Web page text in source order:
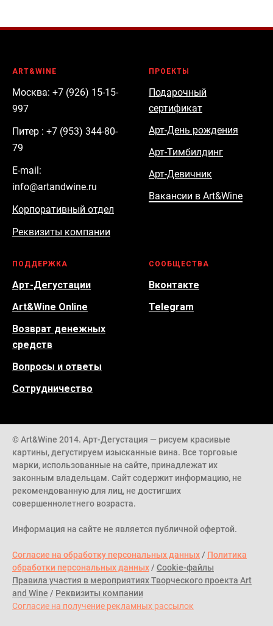
ART&WINE
Москва: +7 (926) 15-15-
997
Питер : +7 (953) 344-80-
79
E-mail:
info@artandwine.ru
Корпоративный отдел
Реквизиты компании
ПРОЕКТЫ
Подарочный
сертификат
Арт-День рождения
Арт-Тимбилдинг
Арт-Девичник
Вакансии в Art&Wine
ПОДДЕРЖКА
Арт-Дегустации
Art&Wine Online
Возврат денежных
средств
Вопросы и ответы
Сотрудничество
СООБЩЕСТВА
Вконтакте
Telegram
© Art&Wine 2014. Арт-Дегустация — рисуем красивые
картины, дегустируем изысканные вина. Все торговые
марки, использованные на сайте, принадлежат их
законным владельцам. Сайт содержит информацию, не
рекомендованную для лиц, не достигших
совершеннолетнего возраста.
Информация на сайте не является публичной офертой.
Согласие на обработку персональных данных/ Политика
обработки персональных данных/ Cookie-файлы
Правила участия в мероприятиях Творческого проекта Art
and Wine / Реквизиты компании
Согласие на получение рекламных рассылок